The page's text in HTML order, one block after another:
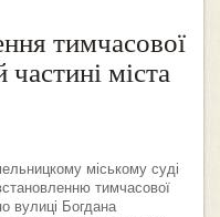
тимчасової
міста
міському суді
тимчасової
вулиці Богдана